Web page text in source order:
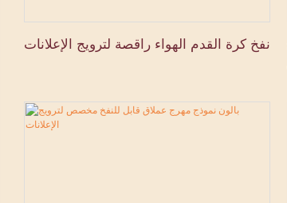
نفخ كرة القدم الهواء راقصة لترويج الإعلانات